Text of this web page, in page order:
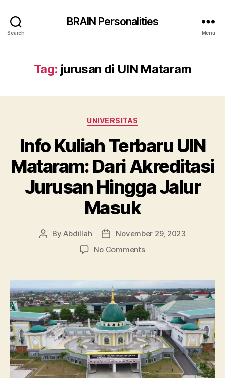
Search
BRAIN Personalities
Menu
Tag: jurusan di UIN Mataram
Categories
UNIVERSITAS
Info Kuliah Terbaru UIN
Mataram: Dari Akreditasi
Jurusan Hingga Jalur
Masuk
PostByAbdillah
Post
date
November 29, 2023
No Commentson
Terbaru
UIN
Mataram:
Dari
Akreditasi
Jurusan
Hingga
Jalur
Masuk